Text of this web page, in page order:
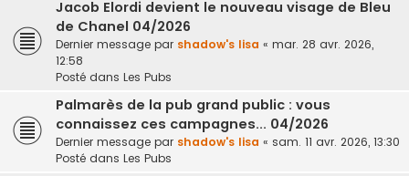
Jacob Elordi devient le nouveau visage de Bleu
de Chanel 04/2026
Dernier message par shadow's lisa « mar. 28 avr. 2026,
12:58
Posté dans Les Pubs
Palmarès de la pub grand public : vous
connaissez ces campagnes... 04/2026
Dernier message par shadow's lisa « sam. 11 avr. 2026, 13:30
Posté dans Les Pubs